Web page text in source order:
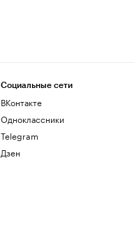
Социальные сети
ВКонтакте
Одноклассники
Telegram
Дзен